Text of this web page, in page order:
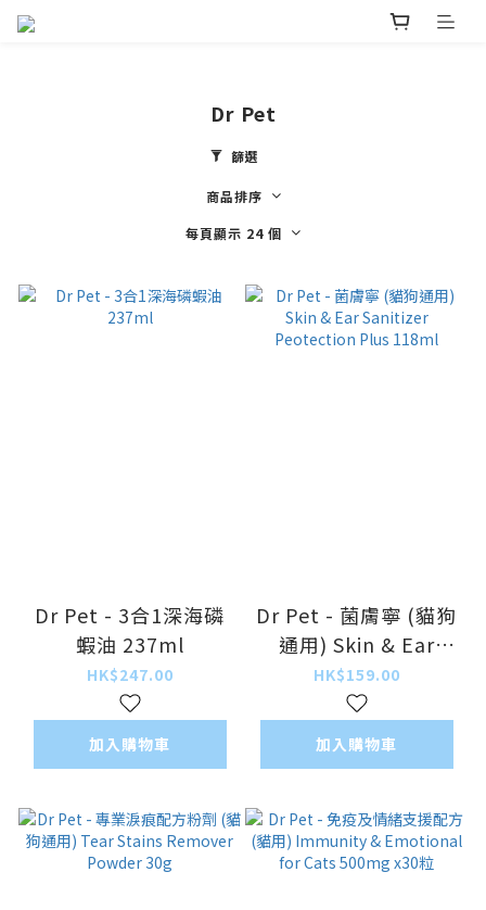
Dr Pet
篩選
商品排序
每頁顯示 24 個
Dr Pet - 3合1深海磷
蝦油 237ml
HK$247.00
加入購物車
Dr Pet - 菌膚寧 (貓狗
通用) Skin & Ear
Sanitizer Peotection
Plus 118ml
HK$159.00
加入購物車